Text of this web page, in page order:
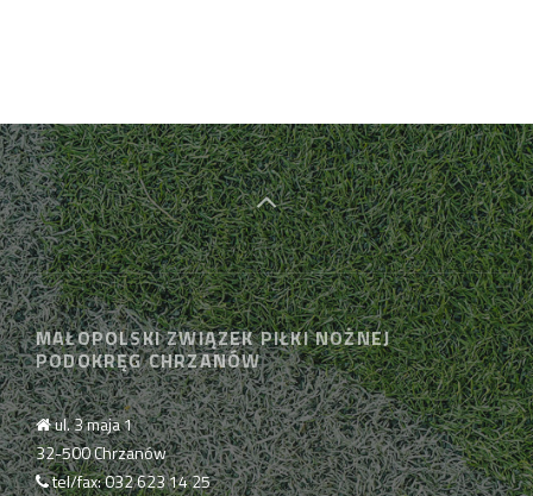
MAŁOPOLSKI ZWIĄZEK PIŁKI NOŻNEJ
PODOKRĘG CHRZANÓW
ul. 3 maja 1
32-500 Chrzanów
tel/fax: 032 623 14 25